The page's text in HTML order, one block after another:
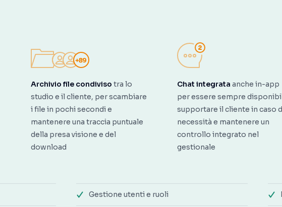
Archivio file condiviso tra lo
studio e il cliente, per scambiare
i file in pochi secondi e
mantenere una traccia puntuale
della presa visione e del
download
Chat integrata anche in-app
per essere sempre
supportare il cliente in caso
necessità e mantenere un
controllo integrato nel
gestionale
Gestione utenti e ruoli